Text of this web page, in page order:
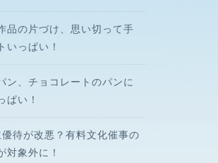
品の片づけ、思い切って手
いっぱい！
ン、チョコレートのパンに
ぱい！
待が改悪？有料文化催事の
対象外に！